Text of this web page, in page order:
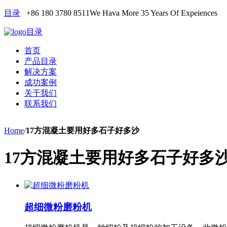
目录 +86 180 3780 8511We Hava More 35 Years Of Expeiences
目录
首页
产品目录
解决方案
成功案例
关于我们
联系我们
Home/17方混凝土要用好多石子好多沙
17方混凝土要用好多石子好多
超细微粉磨粉机